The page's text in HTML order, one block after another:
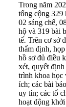
Trong năm
tổng cộng 329
02 sáng chế,
hộ và 319 bài
tế. Trên cơ sở
thẩm định,
hồ sơ đủ điều
xét, quyết
trình khoa học
ích; các bài
uy tín; các tổ
hoạt động